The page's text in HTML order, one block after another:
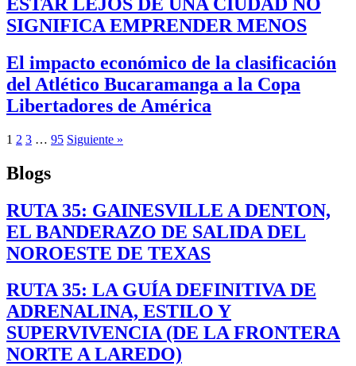
SIGNIFICA EMPRENDER MENOS
El impacto económico de la clasificación
del Atlético Bucaramanga a la Copa
Libertadores de América
1 2 3 … 95 Siguiente »
Blogs
RUTA 35: GAINESVILLE A DENTON,
EL BANDERAZO DE SALIDA DEL
NOROESTE DE TEXAS
RUTA 35: LA GUÍA DEFINITIVA DE
ADRENALINA, ESTILO Y
SUPERVIVENCIA (DE LA FRONTERA
NORTE A LAREDO)